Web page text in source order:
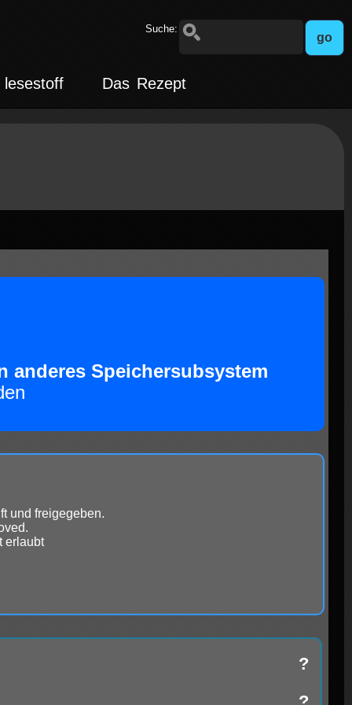
Suche:
lesestoff Das Rezept
anderes Speichersubsystem
und freigegeben.
erlaubt
?